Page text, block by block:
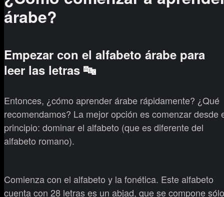
árabe?
Empezar con el alfabeto árabe para
leer las letras 🔤
Entonces, ¿cómo aprender árabe rápidamente? ¿Qué
recomendamos? La mejor opción es comenzar desde
principio: dominar el alfabeto (que es diferente del
alfabeto romano).
Comienza con el alfabeto y la fonética. Este alfabeto
cuenta con 28 letras es un abjad, que se compone sólo